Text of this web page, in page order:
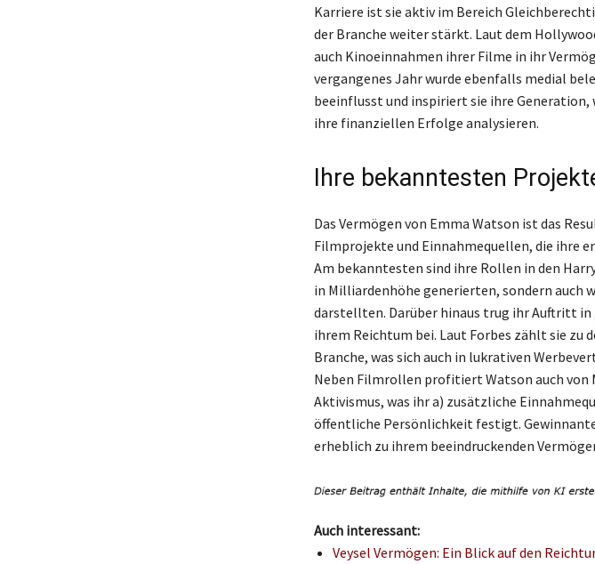
Karriere ist sie aktiv im Bereich
der Branche weiter stärkt. Laut dem
auch Kinoeinnahmen ihrer Filme in ihr
vergangenes Jahr wurde ebenfalls medial
beeinflusst und inspiriert sie ihre
ihre finanziellen Erfolge analysieren.
Ihre bekanntesten
Das Vermögen von Emma Watson ist das
Filmprojekte und Einnahmequellen, die ihre
Am bekanntesten sind ihre Rollen in den
in Milliardenhöhe generierten, sondern auch
darstellten. Darüber hinaus trug ihr Auftritt in
ihrem Reichtum bei. Laut Forbes zählt sie zu
Branche, was sich auch in lukrativen
Neben Filmrollen profitiert Watson auch von
Aktivismus, was ihr a) zusätzliche
öffentliche Persönlichkeit festigt.
erheblich zu ihrem beeindruckenden
Auch interessant:
Veysel Vermögen: Ein Blick auf den